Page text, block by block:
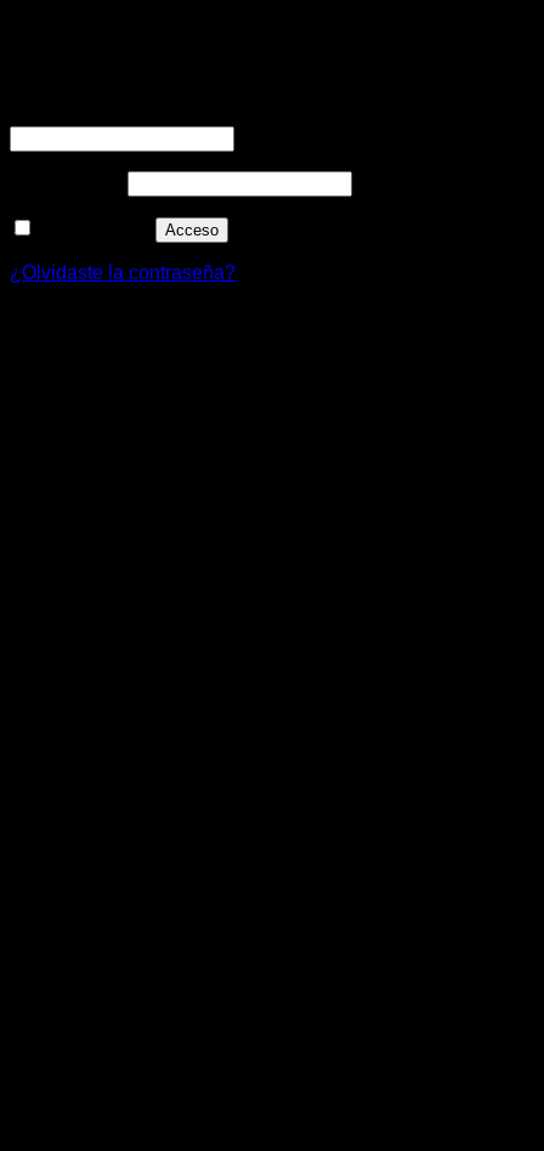
Acceso
¿Olvidaste la contraseña?